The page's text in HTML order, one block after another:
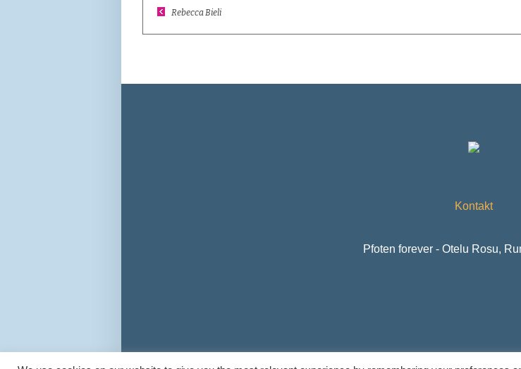
Rebecca Bieli
Kontakt
Pfoten forever - Otelu Rosu,